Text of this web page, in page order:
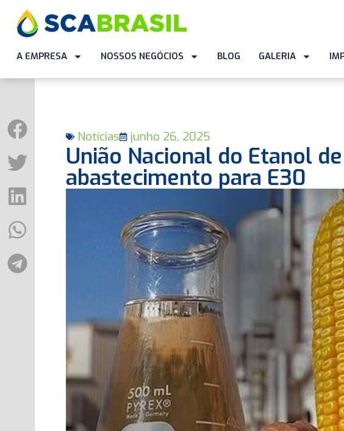
A EMPRESA NOSSOS NEGÓCIOS BLOG GALERIA
Notícias junho 26, 2025
União Nacional do Etanol
abastecimento para E30